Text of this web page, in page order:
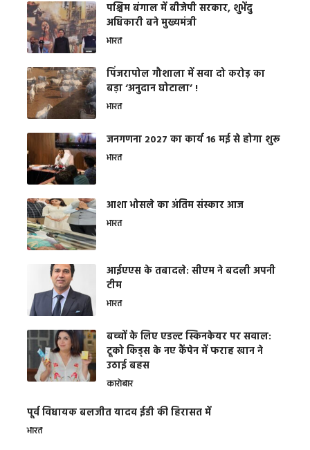
पश्चिम बंगाल में बीजेपी सरकार, शुभेंदु
अधिकारी बने मुख्यमंत्री
भारत
​पिंजरापोल गौशाला में सवा दो करोड़ का
बड़ा ‘अनुदान घोटाला’ !
भारत
जनगणना 2027 का कार्य 16 मई से होगा शुरू
भारत
आशा भोसले का अंतिम संस्कार आज
भारत
आईएएस के तबादले: सीएम ने बदली अपनी
टीम
भारत
बच्चों के लिए एडल्ट स्किनकेयर पर सवाल:
टूको किड्स के नए कैंपेन में फराह खान ने
उठाई बहस
कारोबार
पूर्व विधायक बलजीत यादव ईडी की हिरासत में
भारत